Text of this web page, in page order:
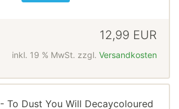
12,99 EUR
inkl. 19 % MwSt. zzgl. Versandkosten